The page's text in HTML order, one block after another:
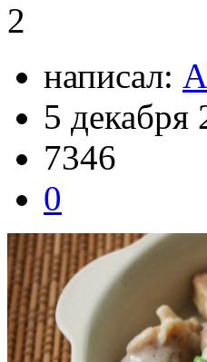
2
написал:
5 декабря
7346
0